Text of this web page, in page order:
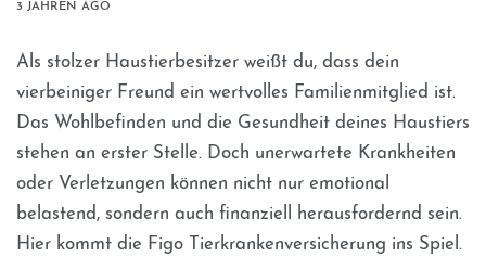
3 JAHREN AGO
Als stolzer Haustierbesitzer weißt du, dass dein
vierbeiniger Freund ein wertvolles Familienmitglied ist.
Das Wohlbefinden und die Gesundheit deines Haustiers
stehen an erster Stelle. Doch unerwartete Krankheiten
oder Verletzungen können nicht nur emotional
belastend, sondern auch finanziell herausfordernd sein.
Hier kommt die Figo Tierkrankenversicherung ins Spiel.